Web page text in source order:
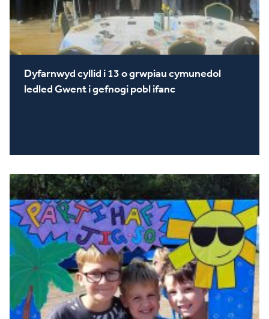
Dyfarnwyd cyllid i 13 o grwpiau cymunedol
ledled Gwent i gefnogi pobl ifanc